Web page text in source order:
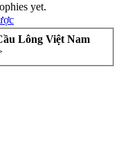
yet.
Lông Việt Nam